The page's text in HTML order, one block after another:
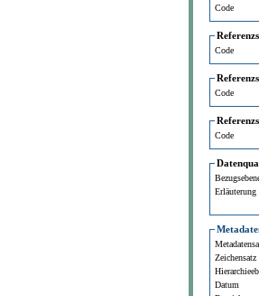
Code
Code
Code
Code
Erläuterung
Zeichensatz
Datum